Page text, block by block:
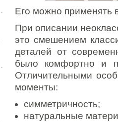
Его можно применять
При описании
это смешением
деталей от
было комфортно и
Отличительными
моменты:
симметричность;
натуральные